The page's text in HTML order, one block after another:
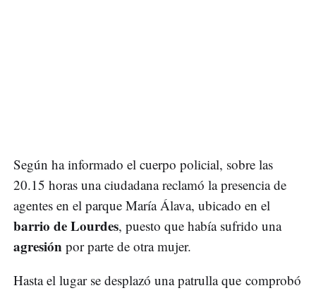
Según ha informado el cuerpo policial, sobre las
20.15 horas una ciudadana reclamó la presencia de
agentes en el parque María Álava, ubicado en el
barrio de Lourdes, puesto que había sufrido una
agresión por parte de otra mujer.
Hasta el lugar se desplazó una patrulla que comprobó